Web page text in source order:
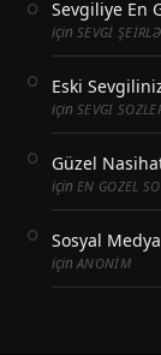
Sevgiliye En
için SEVGI
Eski
için SEVGI
Güzel
için EN GOZEL
Sosyal
içinANONIM